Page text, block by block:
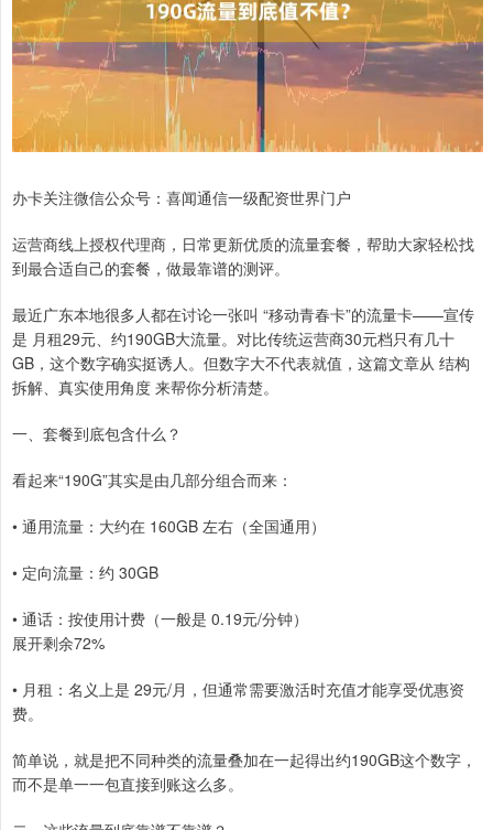
办卡关注微信公众号：喜闻通信一级配资世界门户
运营商线上授权代理商，日常更新优质的流量套餐，帮助大家轻松找
到最合适自己的套餐，做最靠谱的测评。
最近广东本地很多人都在讨论一张叫 “移动青春卡”的流量卡——宣传
是 月租29元、约190GB大流量。对比传统运营商30元档只有几十
GB，这个数字确实挺诱人。但数字大不代表就值，这篇文章从 结构
拆解、真实使用角度 来帮你分析清楚。
一、套餐到底包含什么？
看起来“190G”其实是由几部分组合而来：
• 通用流量：大约在 160GB 左右（全国通用）
• 定向流量：约 30GB
• 通话：按使用计费（一般是 0.19元/分钟）
展开剩余72%
• 月租：名义上是 29元/月，但通常需要激活时充值才能享受优惠资
费。
简单说，就是把不同种类的流量叠加在一起得出约190GB这个数字，
而不是单一一包直接到账这么多。